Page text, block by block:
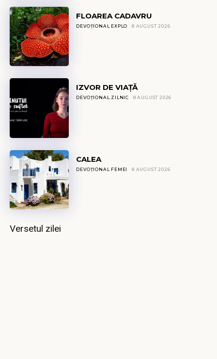
FLOAREA CADAVRU
DEVOȚIONAL EXPLO 8 AUGUST 2026
IZVOR DE VIAȚĂ
DEVOȚIONAL ZILNIC 8 AUGUST 2026
CALEA
DEVOȚIONAL FEMEI 8 AUGUST 2026
Versetul zilei